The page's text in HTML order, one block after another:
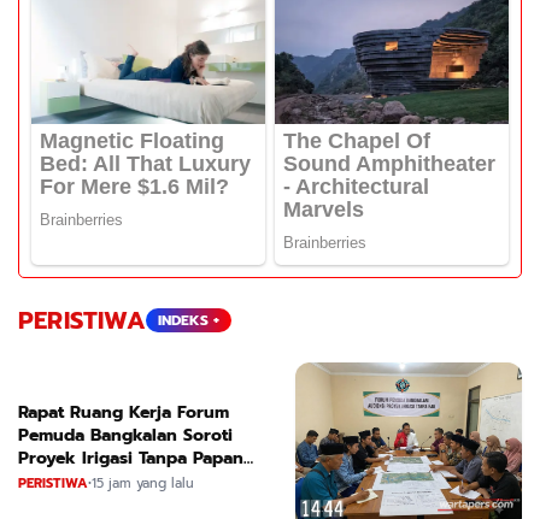
PERISTIWA INDEKS +
Rapat Ruang Kerja Forum
Pemuda Bangkalan Soroti
Proyek Irigasi Tanpa Papan
Nama
PERISTIWA•15 jam yang lalu